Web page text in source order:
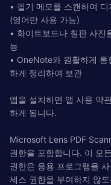
• 필기 메모를 스캔하여
(영어만 사용 가능)
• 화이트보드나 칠판 사진
능
• OneNote와 원활하게
하게 정리하여 보관
앱을 설치하면 앱 사용 약
하게 됩니다.
Microsoft Lens PDF
권한을 포함합니다. 이 모
권한은 응용 프로그램을
세스 권한을 부여하지 않